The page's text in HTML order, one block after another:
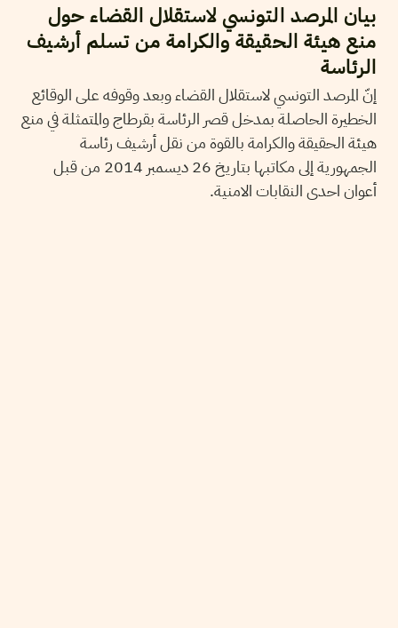
بيان المرصد التونسي لاستقلال القضاء حول
منع هيئة الحقيقة والكرامة من تسلم أرشيف
الرئاسة
إنّ المرصد التونسي لاستقلال القضاء وبعد وقوفه على الوقائع
الخطيرة الحاصلة بمدخل قصر الرئاسة بقرطاج والمتمثلة في منع
هيئة الحقيقة والكرامة بالقوة من نقل أرشيف رئاسة
الجمهورية إلى مكاتبها بتاريخ 26 ديسمبر 2014 من قبل
أعوان احدى النقابات الامنية.